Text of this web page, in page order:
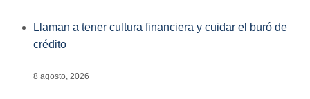
Llaman a tener cultura financiera y cuidar el buró de
crédito
8 agosto, 2026